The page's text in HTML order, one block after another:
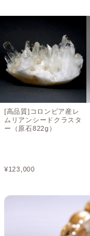
[高品質]コロンビア産レ
ムリアンシードクラスタ
ー（原石822g）
¥123,000